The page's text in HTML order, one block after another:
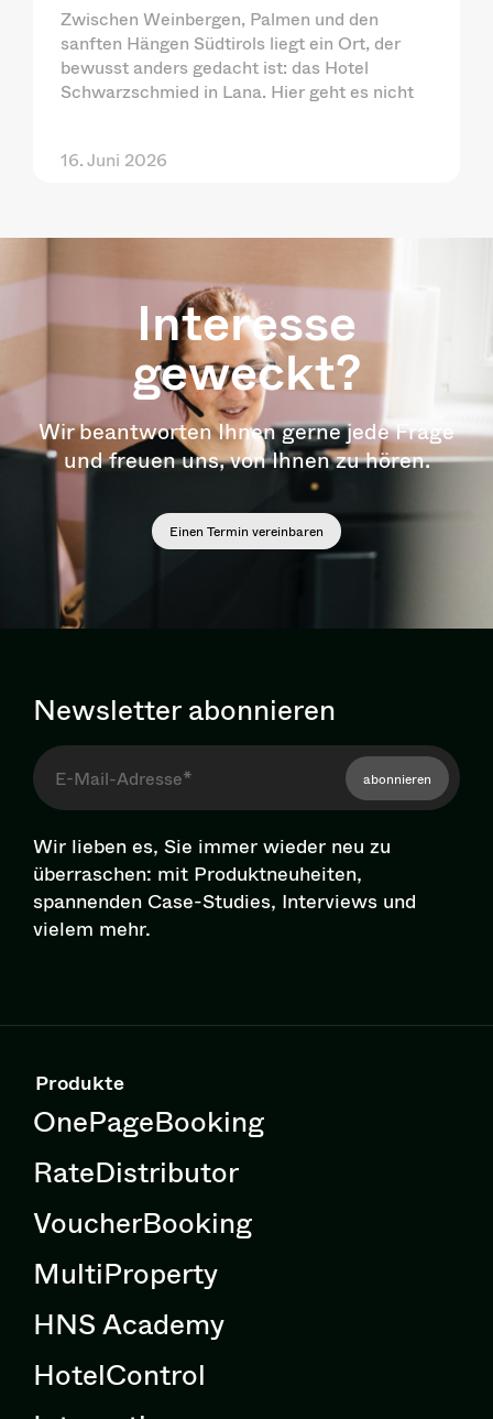
Zwischen Weinbergen, Palmen und den
sanften Hängen Südtirols liegt ein Ort, der
bewusst anders gedacht ist: das Hotel
Schwarzschmied in Lana. Hier geht es nicht
16. Juni 2026
Interesse
geweckt?
Wir beantworten Ihnen gerne jede Frage
und freuen uns, von Ihnen zu hören.
Einen Termin vereinbaren
Newsletter abonnieren
abonnieren
Wir lieben es, Sie immer wieder neu zu
überraschen: mit Pro­dukt­neu­hei­ten,
spannenden Case-Studies, Interviews und
vielem mehr.
Produkte
OnePageBooking
RateDistributor
VoucherBooking
MultiProperty
HNS Academy
HotelControl